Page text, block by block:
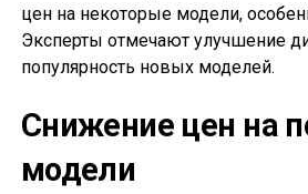
цен на некоторые модели,
Эксперты отмечают улучшение
популярность новых моделей.
Снижение цен на
модели